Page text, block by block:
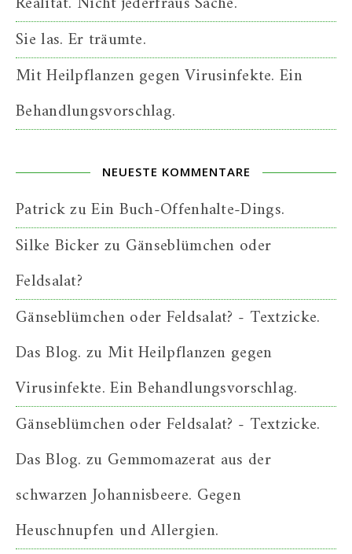
Sie las. Er träumte.
Mit Heilpflanzen gegen Virusinfekte. Ein
Behandlungsvorschlag.
NEUESTE KOMMENTARE
PatrickzuEin Buch-Offenhalte-Dings.
Silke Bickerzu Gänseblümchen oder
Feldsalat?
Gänseblümchen oder Feldsalat? - Textzicke.
Das Blog. zu Mit Heilpflanzen gegen
Virusinfekte. Ein Behandlungsvorschlag.
Gänseblümchen oder Feldsalat? - Textzicke.
Das Blog. zu Gemmomazerat aus der
schwarzen Johannisbeere. Gegen
Heuschnupfen und Allergien.